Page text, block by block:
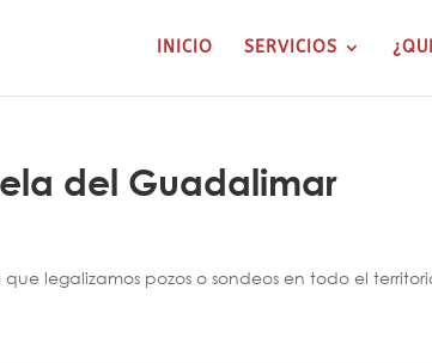
INICIO SERVICIOS
del Guadalimar
legalizamos pozos o sondeos en todo el